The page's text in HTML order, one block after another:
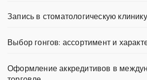
Запись в стоматологическую клинику
Выбор гонгов: ассортимент и
Оформление аккредитивов в